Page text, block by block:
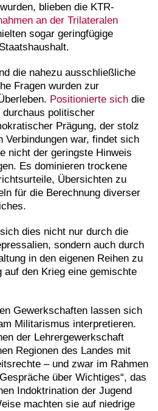
blieben die KTR-
an der Trilateralen
sogar geringfügige
die nahezu ausschließliche
Fragen wurden zur
Positionierte sich die
politischer
Prägung, der stolz
Verbindungen war, findet sich
nicht der geringste Hinweis
Es dominieren trockene
Übersichten zu
für die Berechnung diverser
dies nicht nur durch die
sondern auch durch
in den eigenen Reihen zu
auf den Krieg eine gemischte
Gewerkschaften lassen sich
Militarismus interpretieren.
der Lehrergewerkschaft
Regionen des Landes mit
– und zwar im Rahmen
über Wichtiges“, das
Indoktrination der Jugend
machten sie auf niedrige